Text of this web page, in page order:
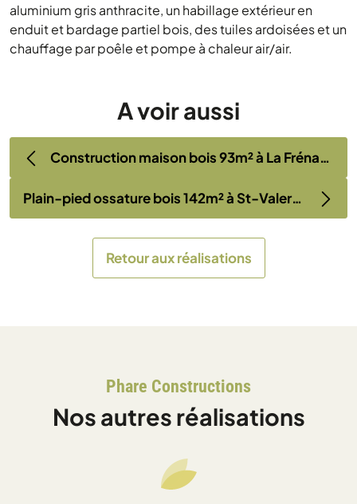
aluminium gris anthracite, un habillage extérieur en
enduit et bardage partiel bois, des tuiles ardoisées et un
chauffage par poêle et pompe à chaleur air/air.
A voir aussi
Construction maison bois 93m² à La Frénaye (76)
Plain-pied ossature bois 142m² à St-Valery-sur-Somme (80)
Retour aux réalisations
Phare Constructions
Nos autres réalisations